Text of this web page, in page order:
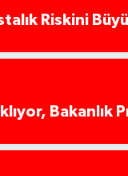
Riskini